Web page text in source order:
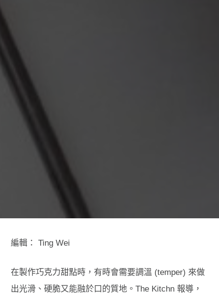
編輯：Ting Wei
在製作巧克力甜點時，有時會需要調溫 (temper) 來做
出光滑、硬脆又能融於口的質地。The Kitchn 報導，